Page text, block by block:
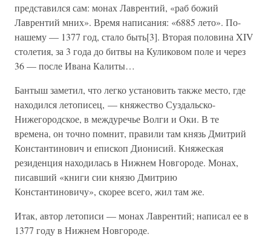
представился сам: монах Лаврентий, «раб божий
Лаврентий мних». Время написания: «6885 лето». По-
нашему — 1377 год, стало быть[3]. Вторая половина XIV
столетия, за 3 года до битвы на Куликовом поле и через
36 — после Ивана Калиты…
Бантыш заметил, что легко установить также место, где
находился летописец, — княжество Суздальско-
Нижегородское, в междуречье Волги и Оки. В те
времена, он точно помнит, правили там князь Дмитрий
Константинович и епископ Дионисий. Княжеская
резиденция находилась в Нижнем Новгороде. Монах,
писавший «книги сии князю Дмитрию
Константиновичу», скорее всего, жил там же.
Итак, автор летописи — монах Лаврентий; написал ее в
1377 году в Нижнем Новгороде.